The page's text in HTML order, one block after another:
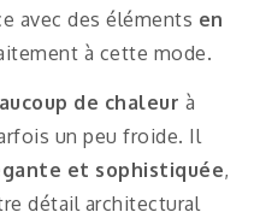
avec des éléments en
à cette mode.
de chaleur à
un peu froide. Il
et sophistiquée,
détail architectural